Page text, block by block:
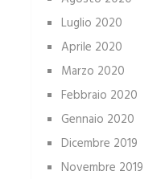
Luglio 2020
Aprile 2020
Marzo 2020
Febbraio 2020
Gennaio 2020
Dicembre 2019
Novembre 2019